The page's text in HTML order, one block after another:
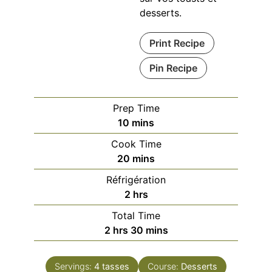
desserts.
Print Recipe
Pin Recipe
Prep Time
10 minutes
mins
Cook Time
20 minutes
mins
Réfrigération
2hours
hrs
Total Time
2hours
hrs 30minutes
mins
Servings: 4 tasses Course: Desserts